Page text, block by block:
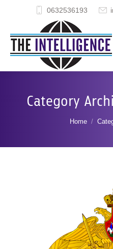
0632536193
Category
You are
Home